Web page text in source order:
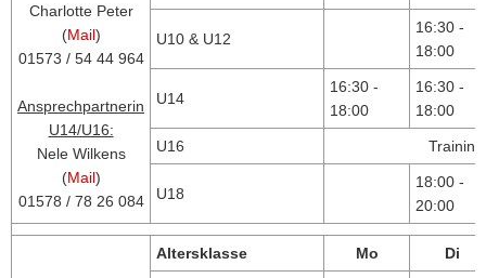
Charlotte Peter
(Mail)
01573 / 54 44 964
Ansprechpartnerin
U14/U16:
Nele Wilkens
(Mail)
01578 / 78 26 084
U10 & U12
16:30 -
18:00
U14
16:30 -
18:00
16:30 -
18:00
U16
U18
18:00 -
20:00
Altersklasse Mo Di